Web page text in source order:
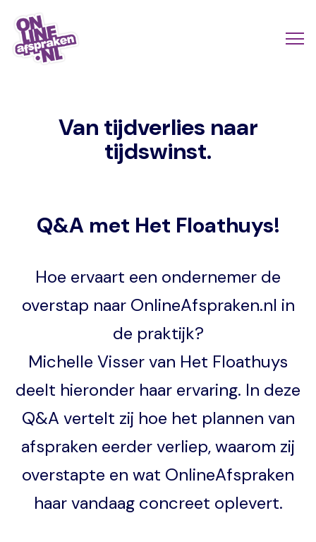
Naar
hoofdinhoud
Van tijdverlies naar
tijdswinst.
Q&A met Het Floathuys!
Hoe ervaart een ondernemer de
overstap naar OnlineAfspraken.nl in
de praktijk?
Michelle Visser van Het Floathuys
deelt hieronder haar ervaring. In deze
Q&A vertelt zij hoe het plannen van
afspraken eerder verliep, waarom zij
overstapte en wat OnlineAfspraken
haar vandaag concreet oplevert.